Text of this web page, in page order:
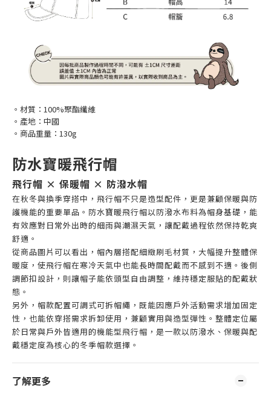
。材質：100%聚酯纖維
。產地：中國
。商品重量：130g
防水寶暖飛行帽
飛行帽 × 保暖帽 × 防潑水帽
在秋冬與換季穿搭中，飛行帽不只是造型配件，更是兼顧保暖與防
護機能的重要單品。防水寶暖飛行帽以防潑水布料為帽身基礎，能
有效應對日常外出時的細雨與潮濕天氣，讓配戴過程依然保持乾爽
舒適。
從商品圖片可以看出，帽內層搭配細緻刷毛材質，大幅提升整體保
暖度，使飛行帽在寒冷天氣中也能長時間配戴而不感到不適。後側
調節扣設計，則讓帽子能依頭型自由調整，維持穩定服貼的配戴狀
態。
另外，帽款配置可調式可拆帽繩，既能因應戶外活動需求增加固定
性，也能依穿搭需求拆卸使用，兼顧實用與造型彈性。整體定位屬
於日常與戶外皆適用的機能型飛行帽，是一款以防潑水、保暖與配
戴穩定度為核心的冬季帽款選擇。
了解更多